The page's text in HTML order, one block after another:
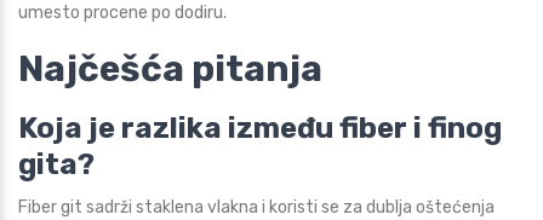
umesto procene po dodiru.
Najčešća pitanja
Koja je razlika između fiber i finog
gita?
Fiber git sadrži staklena vlakna i koristi se za dublja oštećenja